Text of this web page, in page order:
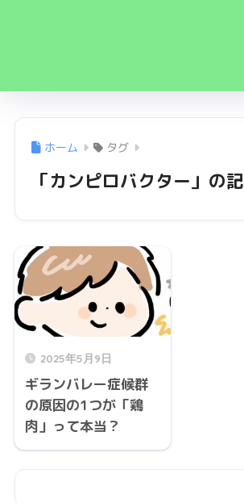
ホーム タグ
「カンピロバクター」の
2025年5月9日
ギランバレー症候群
の原因の1つが「鶏
肉」って本当？